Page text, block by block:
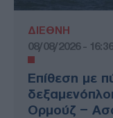
ΔΙΕΘΝΗ
08/08/2026 - 16:36
Επίθεση με
Ορμούζ –